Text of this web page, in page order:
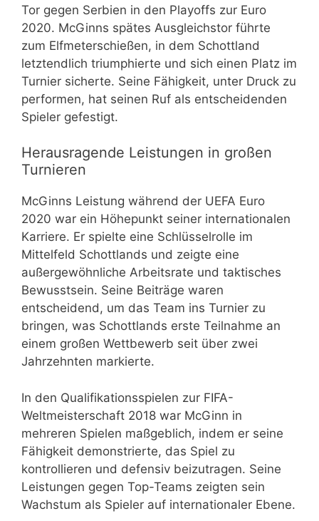
Tor gegen Serbien in den Playoffs zur Euro
2020. McGinns spätes Ausgleichstor führte
zum Elfmeterschießen, in dem Schottland
letztendlich triumphierte und sich einen Platz im
Turnier sicherte. Seine Fähigkeit, unter Druck zu
performen, hat seinen Ruf als entscheidenden
Spieler gefestigt.
Herausragende Leistungen in großen
Turnieren
McGinns Leistung während der UEFA Euro
2020 war ein Höhepunkt seiner internationalen
Karriere. Er spielte eine Schlüsselrolle im
Mittelfeld Schottlands und zeigte eine
außergewöhnliche Arbeitsrate und taktisches
Bewusstsein. Seine Beiträge waren
entscheidend, um das Team ins Turnier zu
bringen, was Schottlands erste Teilnahme an
einem großen Wettbewerb seit über zwei
Jahrzehnten markierte.
In den Qualifikationsspielen zur FIFA-
Weltmeisterschaft 2018 war McGinn in
mehreren Spielen maßgeblich, indem er seine
Fähigkeit demonstrierte, das Spiel zu
kontrollieren und defensiv beizutragen. Seine
Leistungen gegen Top-Teams zeigten sein
Wachstum als Spieler auf internationaler Ebene.